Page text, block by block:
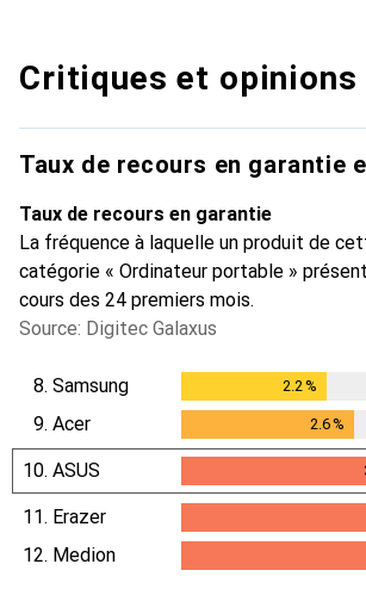
Critiques et opinions
Taux de recours en garantie
Taux de recours en garantie
La fréquence à laquelle un produit de
catégorie « Ordinateur portable »
cours des 24 premiers mois.
Source: Digitec Galaxus
8. Samsung 2.2 %
9. Acer 2.6%
10. ASUS
11. Erazer
4.3%
12. Medion